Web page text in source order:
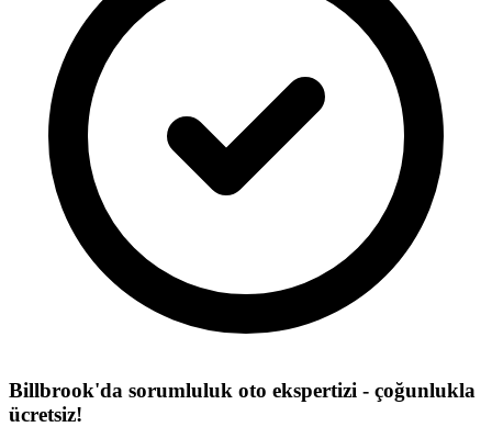
Billbrook'da sorumluluk oto ekspertizi - çoğunlukla
ücretsiz!